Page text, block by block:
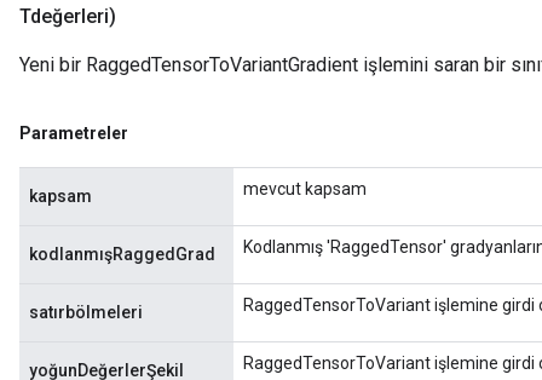
Tdeğerleri)
Yeni bir RaggedTensorToVariantGradient işlemini saran bir
Parametreler
kapsam mevcut kapsam
kodlanmışRaggedGrad Kodlanmış 'RaggedTensor'
satırbölmeleri RaggedTensorToVariant işlemine girdi
yoğunDeğerlerŞekil RaggedTensorToVariant işlemine girdi